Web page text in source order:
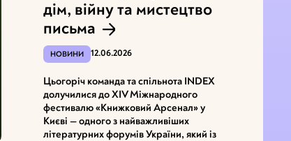
дім, війну та мистецтво
письма
НОВИНИ 12.06.2026
Цьогоріч команда та спільнота INDEX
долучилися до XІV Міжнародного
фестивалю «Книжковий Арсенал» у
Києві ­— одного з найважливіших
літературних форумів України, який із